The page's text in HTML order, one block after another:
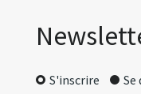
S'inscrire Se